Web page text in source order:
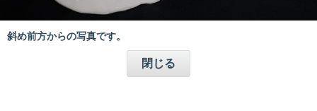
斜め前方からの写真です。
閉じる